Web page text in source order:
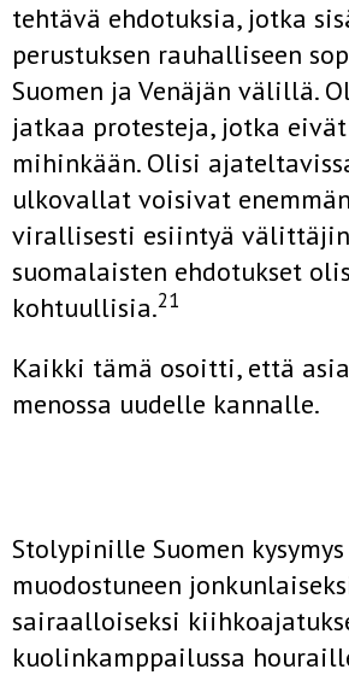
tehtävä ehdotuksia, jotka
perustuksen rauhalliseen
Suomen ja Venäjän välillä.
jatkaa protesteja, jotka
mihinkään. Olisi
ulkovallat voisivat
virallisesti esiintyä
suomalaisten ehdo­tukset
kohtuullisia.21
Kaikki tämä osoitti, että
menossa uudelle kannalle.
Stolypinille Suomen
muodostuneen
sairaalloiseksi
kuolinkamppailussa